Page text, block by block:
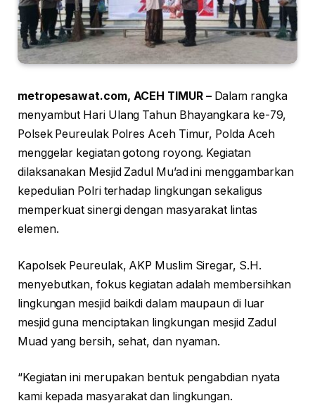
metropesawat.com, ACEH TIMUR –Dalam rangka
menyambut Hari Ulang Tahun Bhayangkara ke-79,
Polsek Peureulak Polres Aceh Timur, Polda Aceh
menggelar kegiatan gotong royong. Kegiatan
dilaksanakan Mesjid Zadul Mu’ad ini menggambarkan
kepedulian Polri terhadap lingkungan sekaligus
memperkuat sinergi dengan masyarakat lintas
elemen.
Kapolsek Peureulak, AKP Muslim Siregar, S.H.
menyebutkan, fokus kegiatan adalah membersihkan
lingkungan mesjid baikdi dalam maupaun di luar
mesjid guna menciptakan lingkungan mesjid Zadul
Muad yang bersih, sehat, dan nyaman.
“Kegiatan ini merupakan bentuk pengabdian nyata
kami kepada masyarakat dan lingkungan.